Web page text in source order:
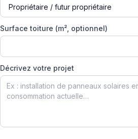
Surface toiture (m², optionnel)
Décrivez votre projet